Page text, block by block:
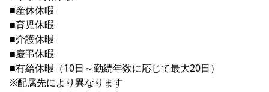
■産休休暇
■育児休暇
■介護休暇
■慶弔休暇
■有給休暇（10日～勤続年数に応じて最大20日）
※配属先により異なります